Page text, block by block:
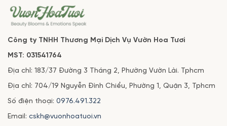
Công ty TNHH Thương Mại Dịch Vụ Vườn Hoa Tươi
MST: 031541764
Địa chỉ: 183/37 Đường 3 Tháng 2, Phường Vườn Lài. Tphcm
Địa chỉ: 704/19 Nguyễn Đình Chiểu, Phường 1, Quận 3, Tphcm
Số điện thoại: 0976.491.322
Email: cskh@vuonhoatuoi.vn